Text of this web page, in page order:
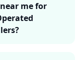
me for